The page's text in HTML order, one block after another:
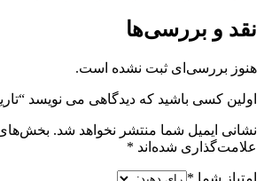
نقد و بررسی‌ها
هنوز بررسی‌ای ثبت نشده است.
اولین کسی باشید که دیدگاهی می نویسد
نشانی ایمیل شما منتشر نخواهد شد. بخش‌های
علامت‌گذاری شده‌اند *